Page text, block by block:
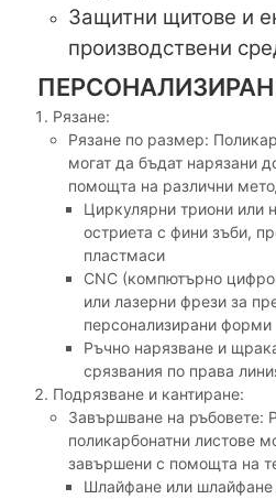
Защитни щитове и
производствени
Рязане:
Рязане по размер:
могат да бъдат нарязани
помощта на различни
Циркулярни триони или
остриета с фини зъби,
пластмаси
CNC (компютърно
или лазерни фрези за
персонализирани форми
Ръчно нарязване и
срязвания по права
Подрязване и кантиране:
Завършване на ръбовете:
поликарбонатни листове
завършени с помощта на
Шлайфане или шлайфане